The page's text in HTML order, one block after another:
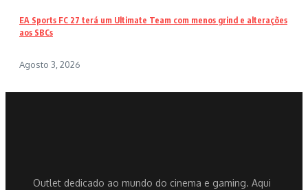
EA Sports FC 27 terá um Ultimate Team com menos grind e alterações
aos SBCs
Agosto 3, 2026
Outlet dedicado ao mundo do cinema e gaming. Aqui